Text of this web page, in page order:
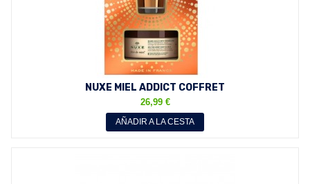
NUXE MIEL ADDICT COFFRET
26,99 €
AÑADIR A LA CESTA